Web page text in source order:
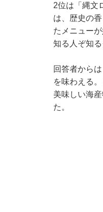
2位は「縄文
は、歴史の
たメニュー
知る人ぞ知る
回答者から
を味わえる
美味しい海
た。